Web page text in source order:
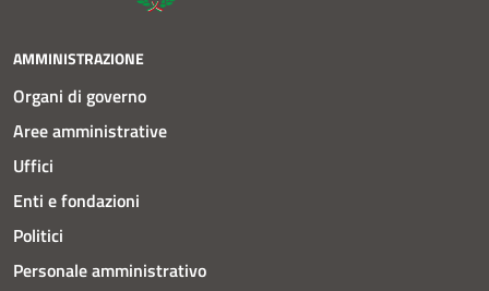
AMMINISTRAZIONE
Organi di governo
Aree amministrative
Uffici
Enti e fondazioni
Politici
Personale amministrativo